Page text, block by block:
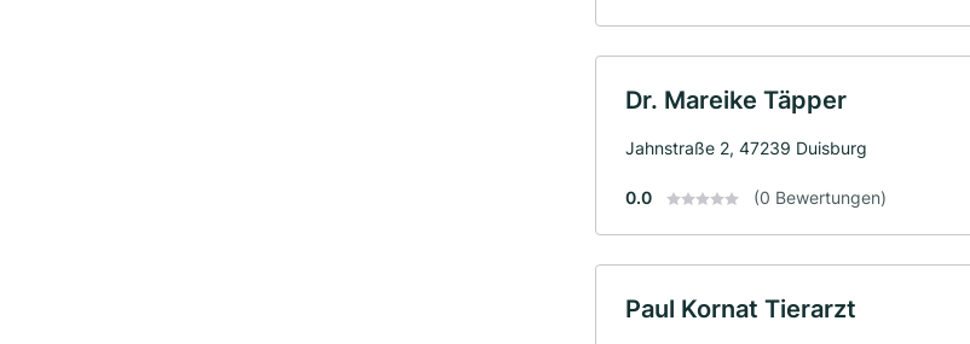
Dr. Mareike Täpper
Jahnstraße 2, 47239 Duisburg
0.0 (0 Bewertungen)
Paul Kornat Tierarzt